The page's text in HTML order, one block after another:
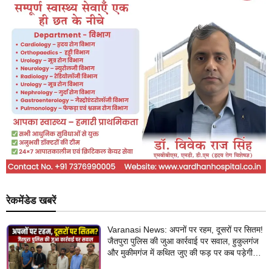
रेकमेंडेड खबरें
Varanasi News: अपनों पर रहम, दूसरों पर सितम!
जैतपुरा पुलिस की जुआ कार्रवाई पर सवाल, हुकुलगंज
और मुकीमगंज में कथित जुए की फड़ पर कब पड़ेगी